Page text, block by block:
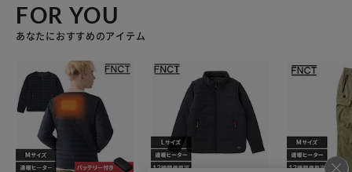
FOR YOU
あなたにおすすめのアイテム